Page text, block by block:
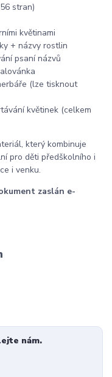
stran)
květinami
+ názvy rostlin
psaní názvů
(lze tisknout
květinek (celkem
který kombinuje
pro děti předškolního i
i venku.
zaslán e-
nám.